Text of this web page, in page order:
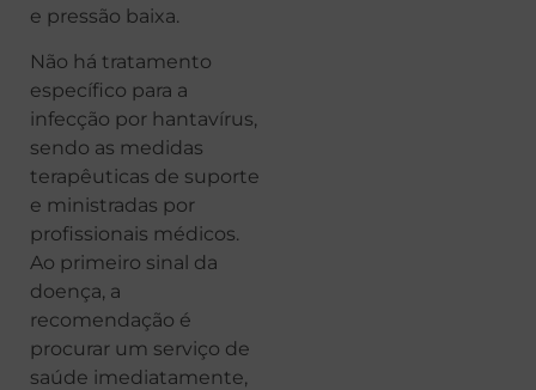
e pressão baixa.
Não há tratamento
específico para a
infecção por hantavírus,
sendo as medidas
terapêuticas de suporte
e ministradas por
profissionais médicos.
Ao primeiro sinal da
doença, a
recomendação é
procurar um serviço de
saúde imediatamente,